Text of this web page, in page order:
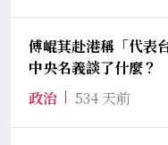
傅崐萁赴港稱「代表
中央名義談了什麼？
政治
534 天前